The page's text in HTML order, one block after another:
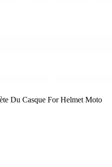
Du Casque For Helmet Moto